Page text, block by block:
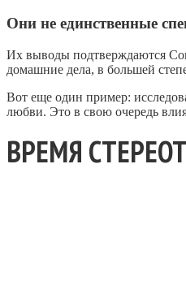
Они не единственные
Их выводы подтверждаются
домашние дела, в большей
Вот еще один пример:
любви. Это в свою очередь
ВРЕМЯ